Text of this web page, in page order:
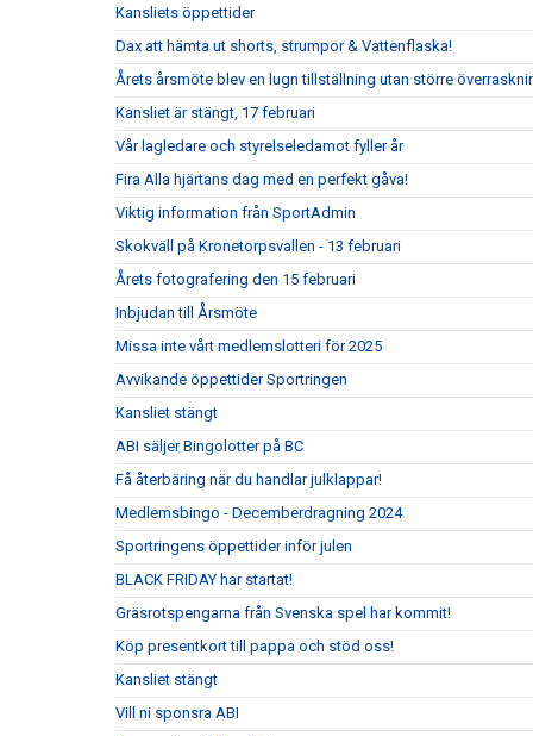
Kansliets öppettider
Dax att hämta ut shorts, strumpor & Vattenflaska!
Årets årsmöte blev en lugn tillställning utan större
Kansliet är stängt, 17 februari
Vår lagledare och styrelseledamot fyller år
Fira Alla hjärtans dag med en perfekt gåva!
Viktig information från SportAdmin
Skokväll på Kronetorpsvallen - 13 februari
Årets fotografering den 15 februari
Inbjudan till Årsmöte
Missa inte vårt medlemslotteri för 2025
Avvikande öppettider Sportringen
Kansliet stängt
ABI säljer Bingolotter på BC
Få återbäring när du handlar julklappar!
Medlemsbingo - Decemberdragning 2024
Sportringens öppettider inför julen
BLACK FRIDAY har startat!
Gräsrotspengarna från Svenska spel har kommit!
Köp presentkort till pappa och stöd oss!
Kansliet stängt
Vill ni sponsra ABI